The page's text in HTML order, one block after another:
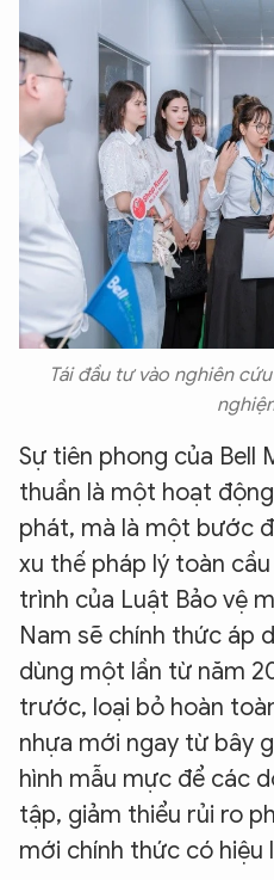
Tái đầu tư vào nghiên
Sự tiên phong của Bell
thuần là một hoạt
phát, mà là một bước
xu thế pháp lý toàn
trình của Luật Bảo vệ
Nam sẽ chính thức áp
dùng một lần từ năm
trước, loại bỏ hoàn
nhựa mới ngay từ bây
hình mẫu mực để các
tập, giảm thiểu rủi ro
mới chính thức có hiệu
An Ninh Thủ Đô nhé.